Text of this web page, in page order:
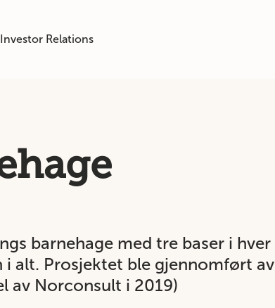
Investor Relations
barnehage med tre baser i hver
i alt. Prosjektet ble gjennomført av
av Norconsult i 2019)